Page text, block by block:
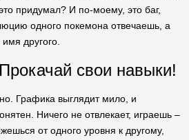
придумал? И по-моему, это баг,
одного покемона отвечаешь, а
другого.
свои навыки!
Графика выглядит мило, и
Ничего не отвлекает, играешь –
от одного уровня к другому,